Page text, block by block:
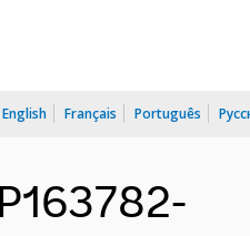
English Français Português